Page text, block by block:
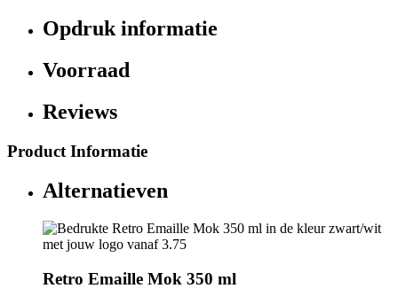
Opdruk informatie
Voorraad
Reviews
Product Informatie
Alternatieven
Retro Emaille Mok 350 ml